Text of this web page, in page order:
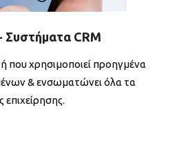
Συστήματα CRM
που χρησιμοποιεί προηγμένα
& ενσωματώνει όλα τα
επιχείρησης.